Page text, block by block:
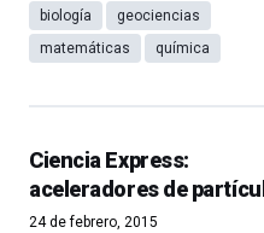
biología
geociencias
matemáticas
química
Ciencia Express:
aceleradores de
24 de febrero, 2015